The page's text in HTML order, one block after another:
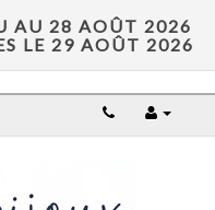
AU 28 AOÛT 2026
LE 29 AOÛT 2026